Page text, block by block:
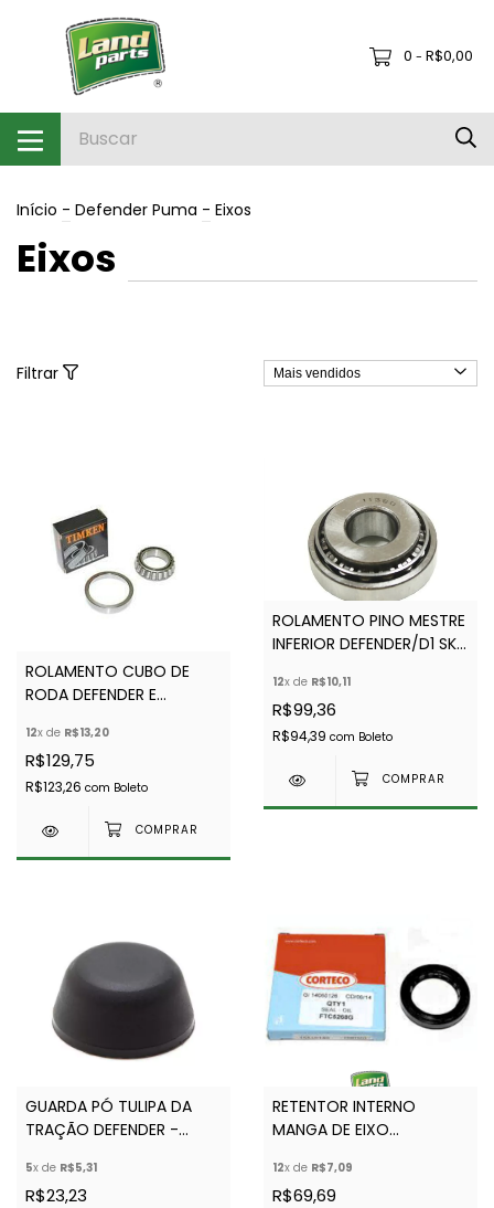
0 - R$0,00
Início - Defender Puma - Eixos
Eixos
Filtrar
ROLAMENTO CUBO DE
RODA DEFENDER E
TIMKEN - RTC3429 -
STC4382
12x de R$13,20
R$129,75
R$123,26 com Boleto
ROLAMENTO PINO MESTRE
INFERIOR DEFENDER/D1 SKF
12x de R$10,11
R$99,36
R$94,39 com Boleto
GUARDA PÓ TULIPA DA
TRAÇÃO DEFENDER -
5x de R$5,31
R$23,23
RETENTOR INTERNO
MANGA DE EIXO
12x de R$7,09
R$69,69